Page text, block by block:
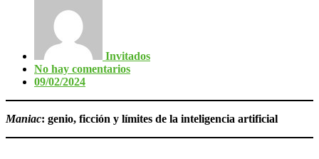
Invitados
No hay comentarios
09/02/2024
Maniac: genio, ficción y límites de la inteligencia artificial